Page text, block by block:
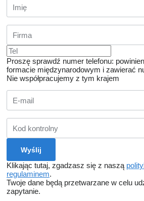
Proszę sprawdź numer telefonu:
formacie międzynarodowym i zawierać
Nie współpracujemy z tym krajem
Klikając tutaj, zgadzasz się z naszą
regulaminem.
Twoje dane będą przetwarzane w celu
zapytanie.